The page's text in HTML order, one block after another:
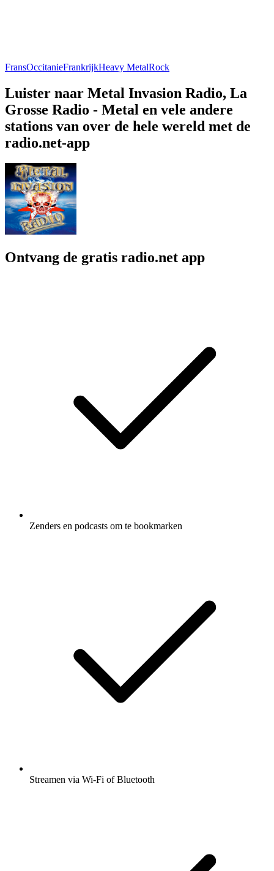
FransOccitanieFrankrijkHeavy MetalRock
Luister naar Metal Invasion Radio, La
Grosse Radio - Metal en vele andere
stations van over de hele wereld met de
radio.net-app
Ontvang de gratis radio.net app
Zenders en podcasts om te bookmarken
Streamen via Wi-Fi of Bluetooth